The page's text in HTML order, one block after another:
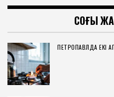
СОҢҒЫ
ПЕТРОПАВЛДА ЕКІ